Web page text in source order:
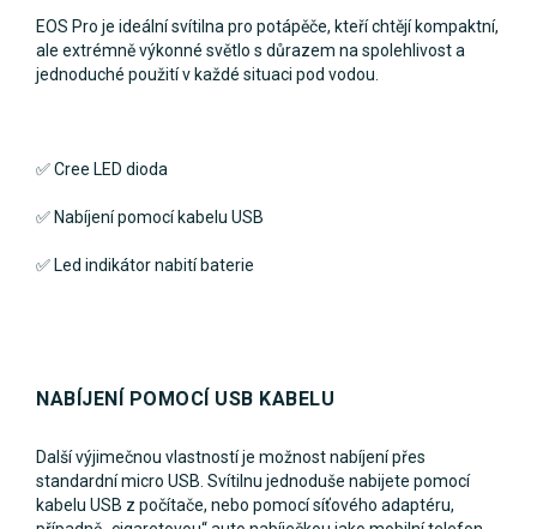
EOS Pro je ideální svítilna pro potápěče, kteří chtějí kompaktní,
ale extrémně výkonné světlo s důrazem na spolehlivost a
jednoduché použití v každé situaci pod vodou.
✅ Cree LED dioda
✅ Nabíjení pomocí kabelu USB
✅ Led indikátor nabití baterie
NABÍJENÍ POMOCÍ USB KABELU
Další výjimečnou vlastností je možnost nabíjení přes
standardní micro USB. Svítilnu jednoduše nabijete pomocí
kabelu USB z počítače, nebo pomocí síťového adaptéru,